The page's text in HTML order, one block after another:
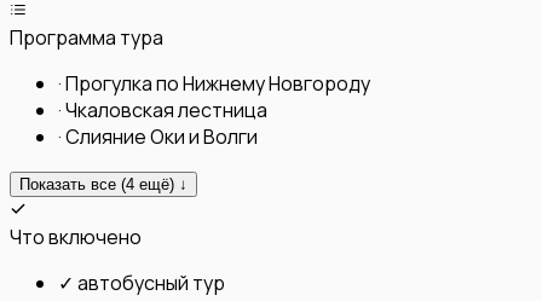
Программа тура
·Прогулка по Нижнему Новгороду
·Чкаловская лестница
·Слияние Оки и Волги
Показать все (4 ещё) ↓
Что включено
✓ автобусный тур